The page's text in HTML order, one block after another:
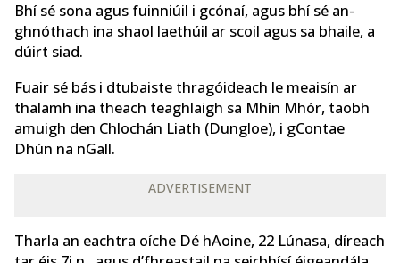
Bhí sé sona agus fuinniúil i gcónaí, agus bhí sé an-
ghnóthach ina shaol laethúil ar scoil agus sa bhaile, a
dúirt siad.
Fuair sé bás i dtubaiste thragóideach le meaisín ar
thalamh ina theach teaghlaigh sa Mhín Mhór, taobh
amuigh den Chlochán Liath (Dungloe), i gContae
Dhún na nGall.
ADVERTISEMENT
Tharla an eachtra oíche Dé hAoine, 22 Lúnasa, díreach